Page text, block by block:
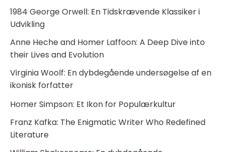
1984 George Orwell: En Tidskrævende Klassiker i
Udvikling
Anne Heche and Homer Laffoon: A Deep Dive into
their Lives and Evolution
Virginia Woolf: En dybdegående undersøgelse af en
ikonisk forfatter
Homer Simpson: Et Ikon for Populærkultur
Franz Kafka: The Enigmatic Writer Who Redefined
Literature